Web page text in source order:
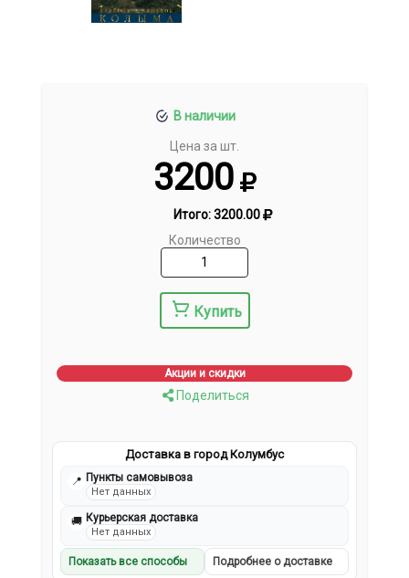
В наличии
Цена за шт.
3200
Итого:3200.00
Количество
Купить
Акции и скидки
Поделиться
Доставка в город Колумбус
📍 Пункты самовывоза
Нет данных
🚚 Курьерская доставка
Нет данных
Показать все способы Подробнее о доставке